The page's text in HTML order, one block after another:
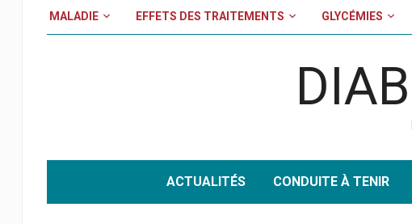
MALADIE EFFETS DES TRAITEMENTS GLYCÉMIES
ACTUALITÉS CONDUITE À TENIR